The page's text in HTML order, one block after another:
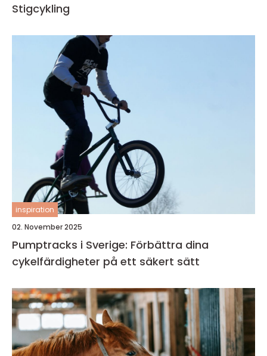
Stigcykling
inspiration
02. November 2025
Pumptracks i Sverige: Förbättra dina
cykelfärdigheter på ett säkert sätt